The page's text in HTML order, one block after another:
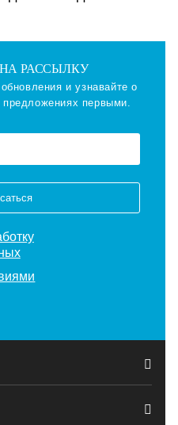
РАССЫЛКУ
и узнавайте о
предложениях первыми.